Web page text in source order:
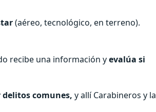
(aéreo, tecnológico, en terreno).
recibe una información yevalúa si
comunes, y allí Carabineros y la